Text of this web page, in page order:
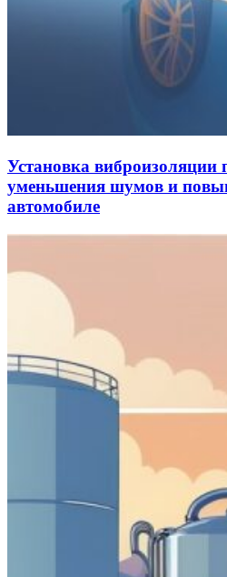
Установка виброизоляции
уменьшения шумов и
автомобиле